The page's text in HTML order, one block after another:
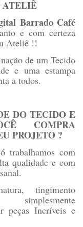
ATELIÊ
Barrado Café
e com certeza
Ateliê !!
de um Tecido
e uma estampa
a todos.
DO TECIDO E
COMPRA
PROJETO ?
trabalhamos com
qualidade e com
tingimento
peças Incríveis e